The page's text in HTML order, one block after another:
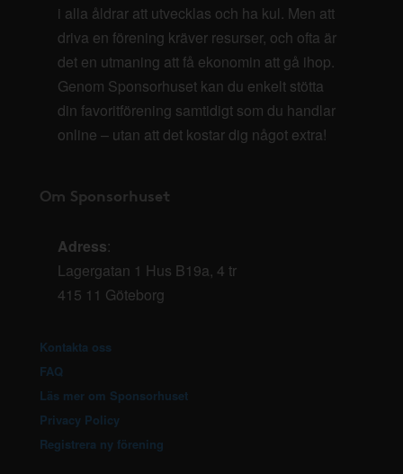
i alla åldrar att utvecklas och ha kul. Men att
driva en förening kräver resurser, och ofta är
det en utmaning att få ekonomin att gå ihop.
Genom Sponsorhuset kan du enkelt stötta
din favoritförening samtidigt som du handlar
online – utan att det kostar dig något extra!
Om Sponsorhuset
Adress:
Lagergatan 1 Hus B19a, 4 tr
415 11 Göteborg
Kontakta oss
FAQ
Läs mer om Sponsorhuset
Privacy Policy
Registrera ny förening